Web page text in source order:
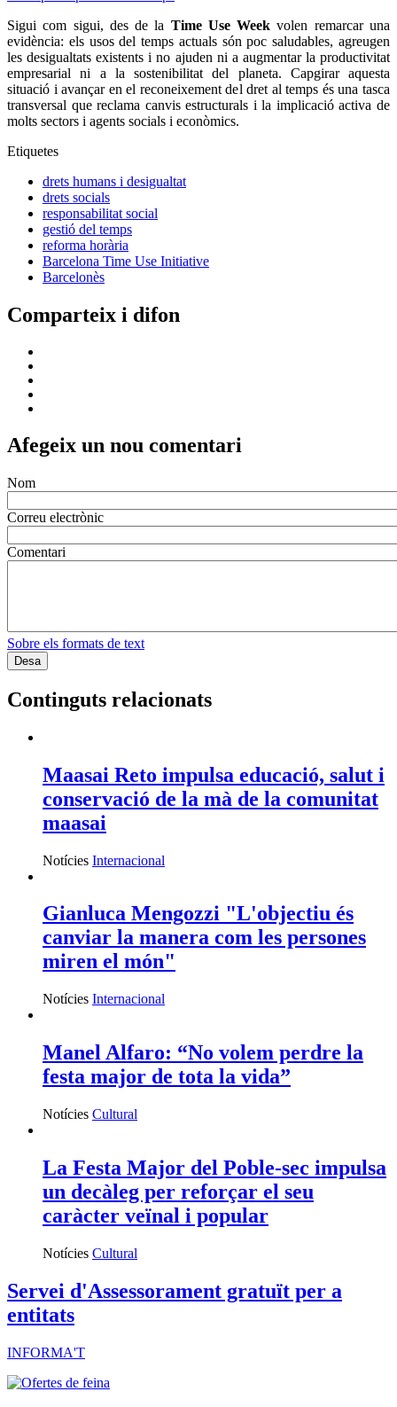
Sigui com sigui, des de la Time Use Week volen remarcar una
evidència: els usos del temps actuals són poc saludables, agreugen
les desigualtats existents i no ajuden ni a augmentar la productivitat
empresarial ni a la sostenibilitat del planeta. Capgirar aquesta
situació i avançar en el reconeixement del dret al temps és una tasca
transversal que reclama canvis estructurals i la implicació activa de
molts sectors i agents socials i econòmics.
Etiquetes
drets humans i desigualtat
drets socials
responsabilitat social
gestió del temps
reforma horària
Barcelona Time Use Initiative
Barcelonès
Comparteix i difon
Afegeix un nou comentari
Nom
Correu electrònic
Comentari
Sobre els formats de text
Continguts relacionats
Maasai Reto impulsa educació, salut i
conservació de la mà de la comunitat
maasai
Notícies Internacional
Gianluca Mengozzi "L'objectiu és
canviar la manera com les persones
miren el món"
Notícies Internacional
Manel Alfaro: “No volem perdre la
festa major de tota la vida”
Notícies Cultural
La Festa Major del Poble-sec impulsa
un decàleg per reforçar el seu
caràcter veïnal i popular
Notícies Cultural
Servei d'Assessorament gratuït per a
entitats
INFORMA'T